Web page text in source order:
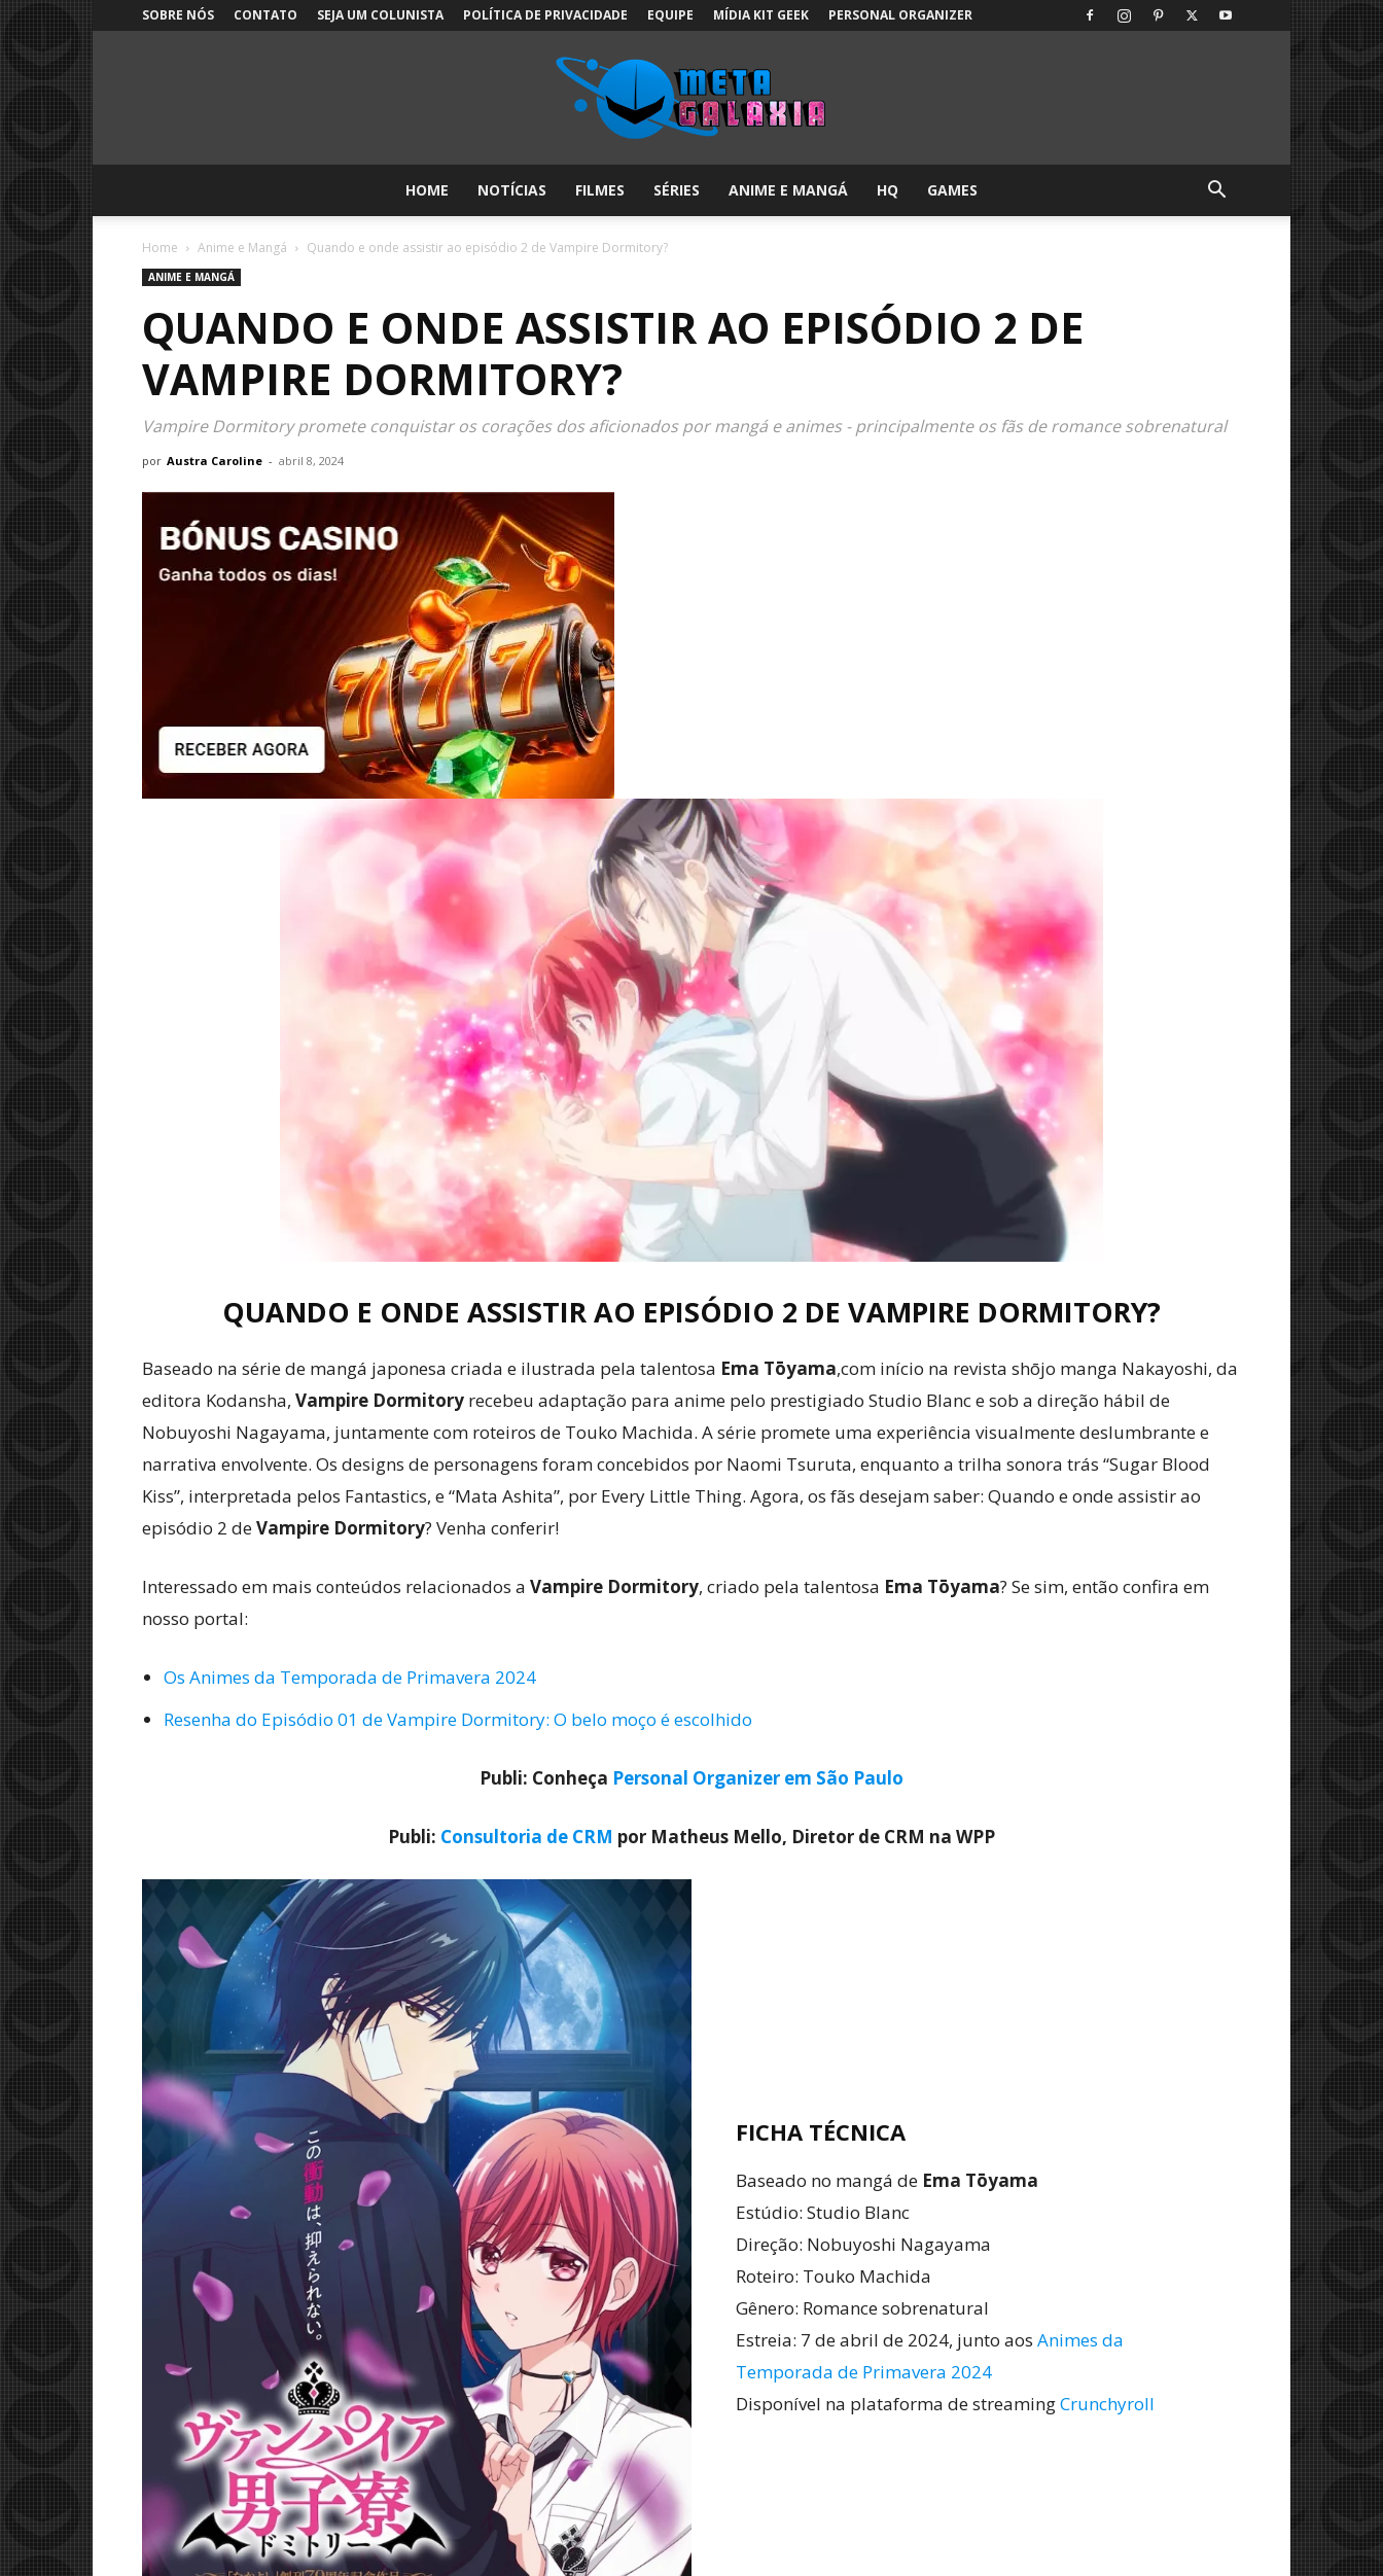
SOBRE NÓS CONTATO SEJA UM COLUNISTA POLÍTICA DE PRIVACIDADE EQUIPE MÍDIA KIT GEEK PERSONAL ORGANIZER
Galáxia:
sobre
Cultura
Pop!
HOME NOTÍCIAS FILMES SÉRIES ANIME E MANGÁ HQ GAMES
Home Anime e Mangá Quando e onde assistir ao episódio 2 de Vampire Dormitory?
ANIME E MANGÁ
QUANDO E ONDE ASSISTIR AO EPISÓDIO 2 DE
VAMPIRE DORMITORY?
Vampire Dormitory promete conquistar os corações dos aficionados por mangá e animes - principalmente os fãs de romance sobrenatural
por Austra Caroline - abril 8, 2024
QUANDO E ONDE ASSISTIR AO EPISÓDIO 2 DE VAMPIRE DORMITORY?
Baseado na série de mangá japonesa criada e ilustrada pela talentosa Ema Tōyama,com início na revista shōjo manga Nakayoshi, da
editora Kodansha, Vampire Dormitory recebeu adaptação para anime pelo prestigiado Studio Blanc e sob a direção hábil de
Nobuyoshi Nagayama, juntamente com roteiros de Touko Machida. A série promete uma experiência visualmente deslumbrante e
narrativa envolvente. Os designs de personagens foram concebidos por Naomi Tsuruta, enquanto a trilha sonora trás “Sugar Blood
Kiss”, interpretada pelos Fantastics, e “Mata Ashita”, por Every Little Thing. Agora, os fãs desejam saber: Quando e onde assistir ao
episódio 2 deVampire Dormitory? Venha conferir!
Interessado em mais conteúdos relacionados a Vampire Dormitory, criado pela talentosa Ema Tōyama? Se sim, então confira em
nosso portal:
Os Animes da Temporada de Primavera 2024
Resenha do Episódio 01 de Vampire Dormitory: O belo moço é escolhido
Publi: Conheça Personal Organizer em São Paulo
Publi: Consultoria de CRM por Matheus Mello, Diretor de CRM na WPP
FICHA TÉCNICA
Baseado no mangá de Ema Tōyama
Estúdio: Studio Blanc
Direção: Nobuyoshi Nagayama
Roteiro: Touko Machida
Gênero: Romance sobrenatural
Estreia: 7 de abril de 2024, junto aos Animes da
Temporada de Primavera 2024
Disponível na plataforma de streamingCrunchyroll